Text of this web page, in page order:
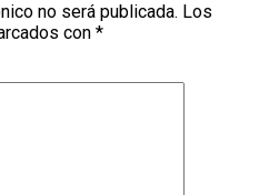
no será publicada. Los
con *